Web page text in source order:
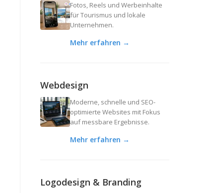
Fotos, Reels und Werbeinhalte
für Tourismus und lokale
Unternehmen.
Mehr erfahren →
Webdesign
Moderne, schnelle und SEO-
optimierte Websites mit Fokus
auf messbare Ergebnisse.
Mehr erfahren →
Logodesign & Branding